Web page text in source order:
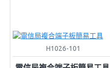
H1026-101